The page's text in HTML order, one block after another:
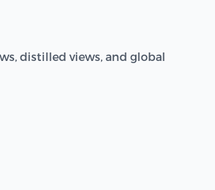
distilled views, and global